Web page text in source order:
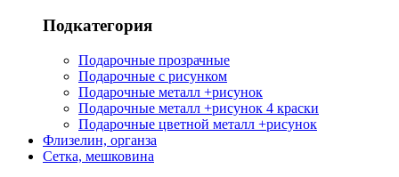
Подкатегория
Подарочные прозрачные
Подарочные с рисунком
Подарочные металл +рисунок
Подарочные металл +рисунок 4 краски
Подарочные цветной металл +рисунок
Флизелин, органза
Сетка, мешковина